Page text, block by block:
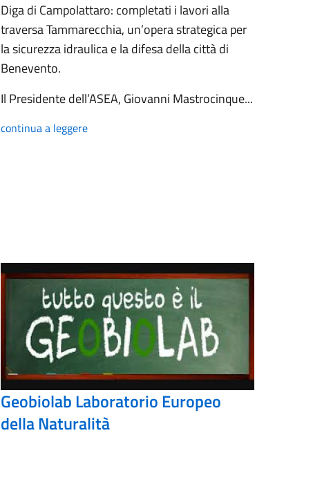
Diga di Campolattaro: completati i lavori alla
traversa Tammarecchia, un’opera strategica per
la sicurezza idraulica e la difesa della città di
Benevento.
Il Presidente dell’ASEA, Giovanni Mastrocinque...
continua a leggere
Geobiolab Laboratorio Europeo
della Naturalità